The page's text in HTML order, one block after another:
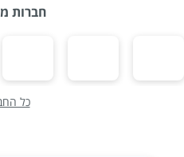
חברות
כל